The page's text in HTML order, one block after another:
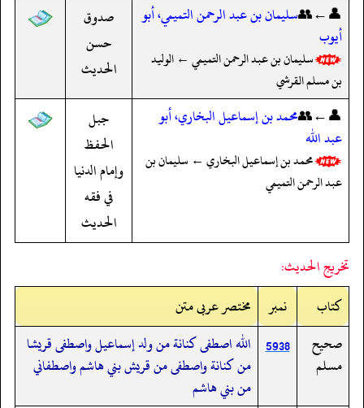
👤←👥سليمان بن عبد الرحمن التميمي، أبو
أيوب
سليمان بن عبد الرحمن التميمي ← الوليد
بن مسلم القرشي
صدوق
حسن
الحديث
👤←👥محمد بن إسماعيل البخاري، أبو
عبد الله
محمد بن إسماعيل البخاري ← سليمان بن
عبد الرحمن التميمي
جبل
الحفظ
وإمام الدنيا
في فقه
الحديث
تخريج الحديث:
کتاب
نمبر
مختصر عربی متن
صحيح
مسلم
5938 الله اصطفى كنانة من ولد إسماعيل واصطفى قريشا
من كنانة واصطفى من قريش بني هاشم واصطفاني
من بني هاشم